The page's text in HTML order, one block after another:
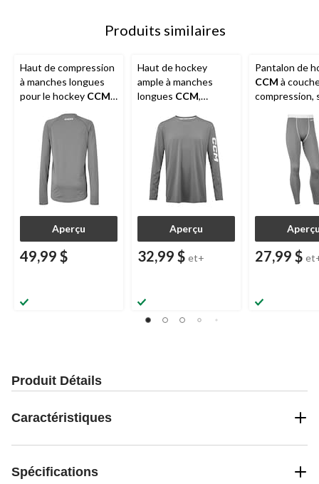
Produits similaires
Haut de compression
à manches longues
pour le hockey CCM,
Aperçu
49,99 $
Haut de hockey
ample à manches
longues CCM,
sénior, choix de tailles
Aperçu
32,99 $ et+
Pantalon de
CCM à
compression,
27,99 $
Produit Détails
Caractéristiques
Spécifications